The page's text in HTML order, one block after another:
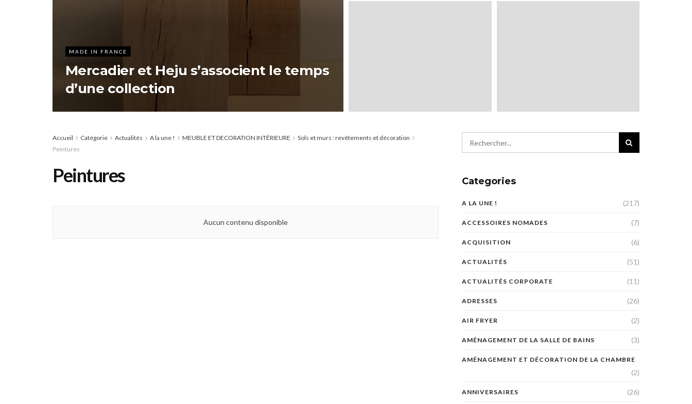
MADE IN FRANCE
Mercadier et Heju s’associent le temps
d’une collection
Accueil Catégorie Actualités A la une ! MEUBLE ET DECORATION INTÉRIEURE
Sols et murs : revêtements et décoration
Peintures
Peintures
Aucun contenu disponible
Categories
A LA UNE ! (217)
ACCESSOIRES NOMADES (7)
ACQUISITION (6)
ACTUALITÉS (51)
ACTUALITÉS CORPORATE (11)
ADRESSES (26)
AIR FRYER (2)
AMÉNAGEMENT DE LA SALLE DE BAINS (3)
AMÉNAGEMENT ET DÉCORATION DE LA CHAMBRE
(2)
ANNIVERSAIRES (26)